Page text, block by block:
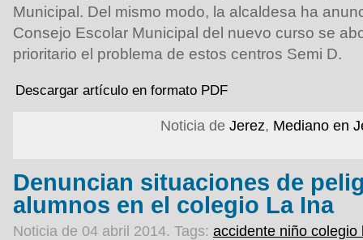
Municipal. Del mismo modo, la alcaldesa ha
Consejo Escolar Municipal del nuevo curso se
prioritario el problema de estos centros Semi D.
Descargar artículo en formato PDF
Noticia de Jerez, Mediano en
Denuncian situaciones de
alumnos en el colegio La Ina
Noticia de 04 abril 2014. Tags: accidente niño colegio